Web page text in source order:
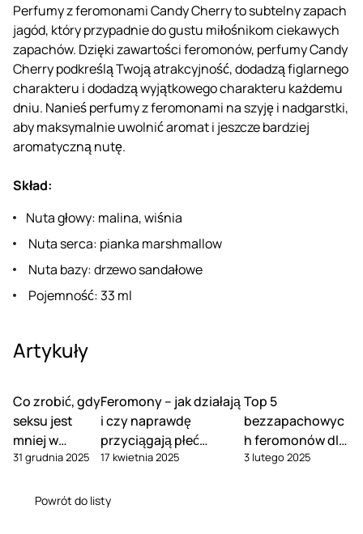
Perfumy z feromonami Candy Cherry to subtelny zapach
jagód, który przypadnie do gustu miłośnikom ciekawych
zapachów. Dzięki zawartości feromonów, perfumy Candy
Cherry podkreślą Twoją atrakcyjność, dodadzą figlarnego
charakteru i dodadzą wyjątkowego charakteru każdemu
dniu. Nanieś perfumy z feromonami na szyję i nadgarstki,
aby maksymalnie uwolnić aromat i jeszcze bardziej
aromatyczną nutę.
Skład:
Nuta głowy: malina, wiśnia
Nuta serca: pianka marshmallow
Nuta bazy: drzewo sandałowe
Pojemność: 33 ml
Artykuły
Co zrobić, gdy
seksu jest
mniej w
związku
31 grudnia 2025
Feromony – jak działają
i czy naprawdę
przyciągają płeć
przeciwną?
17 kwietnia 2025
Top 5
bezzapachowyc
h feromonów dla
mężczyzn
3 lutego 2025
Powrót do listy